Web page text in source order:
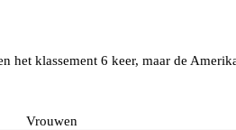
klassement 6 keer, maar de
Vrouwen